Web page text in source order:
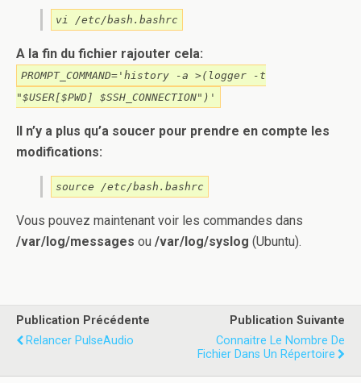
vi /etc/bash.bashrc
A la fin du fichier rajouter cela:
PROMPT_COMMAND='history -a >(logger -t
"$USER[$PWD] $SSH_CONNECTION")'
Il n’y a plus qu’a soucer pour prendre en compte les
modifications:
source /etc/bash.bashrc
Vous pouvez maintenant voir les commandes dans
/var/log/messages ou /var/log/syslog (Ubuntu).
Publication Précédente
Relancer PulseAudio
Publication Suivante
Connaitre Le Nombre De
Fichier Dans Un Répertoire